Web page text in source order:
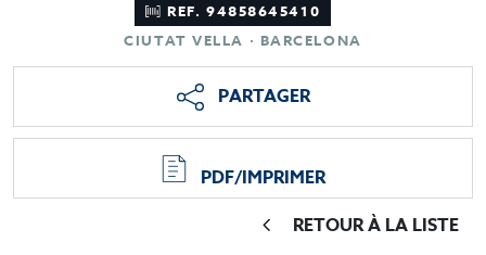
REF. 94858645410
CIUTAT VELLA · BARCELONA
PARTAGER
PDF/IMPRIMER
RETOUR À LA LISTE